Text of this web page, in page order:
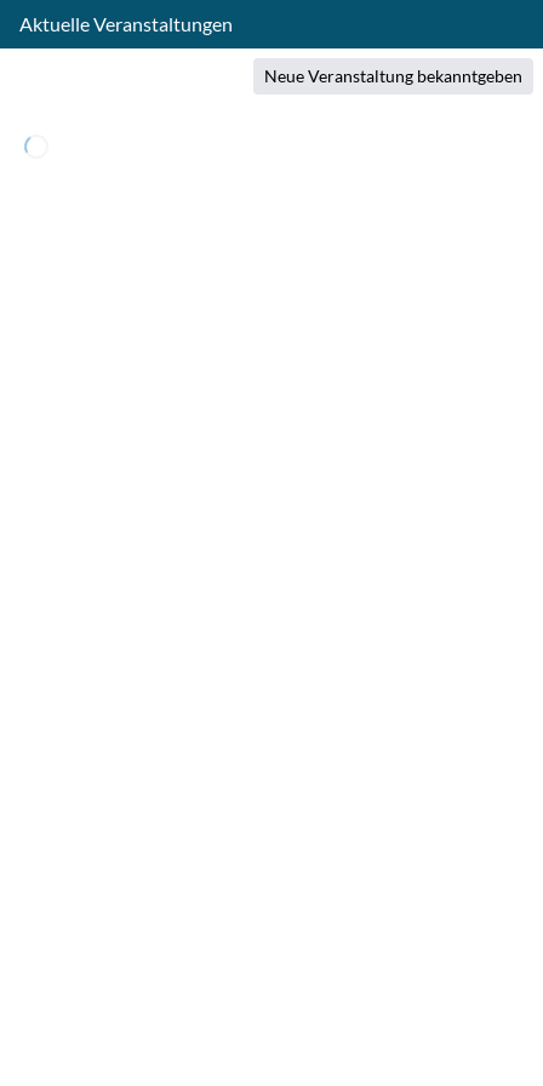
Aktuelle Veranstaltungen
Neue Veranstaltung bekanntgeben